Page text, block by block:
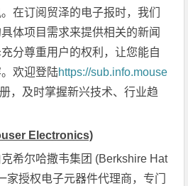
在订阅贸泽的电子报时，我们
体项目需求来提供相关的新闻
分尊重用户的权利，让您能自
欢迎登陆https://sub.info.mouse
，及时掌握新兴技术、行业趋
Electronics)
希尔哈撒韦集团 (Berkshire Hat
家授权电子元器件代理商，专门